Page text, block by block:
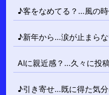
♪客をなめてる？…風の
♪新年から…涙が止まら
AIに親近感？…久々に投
♪引き寄せ…既に得た気